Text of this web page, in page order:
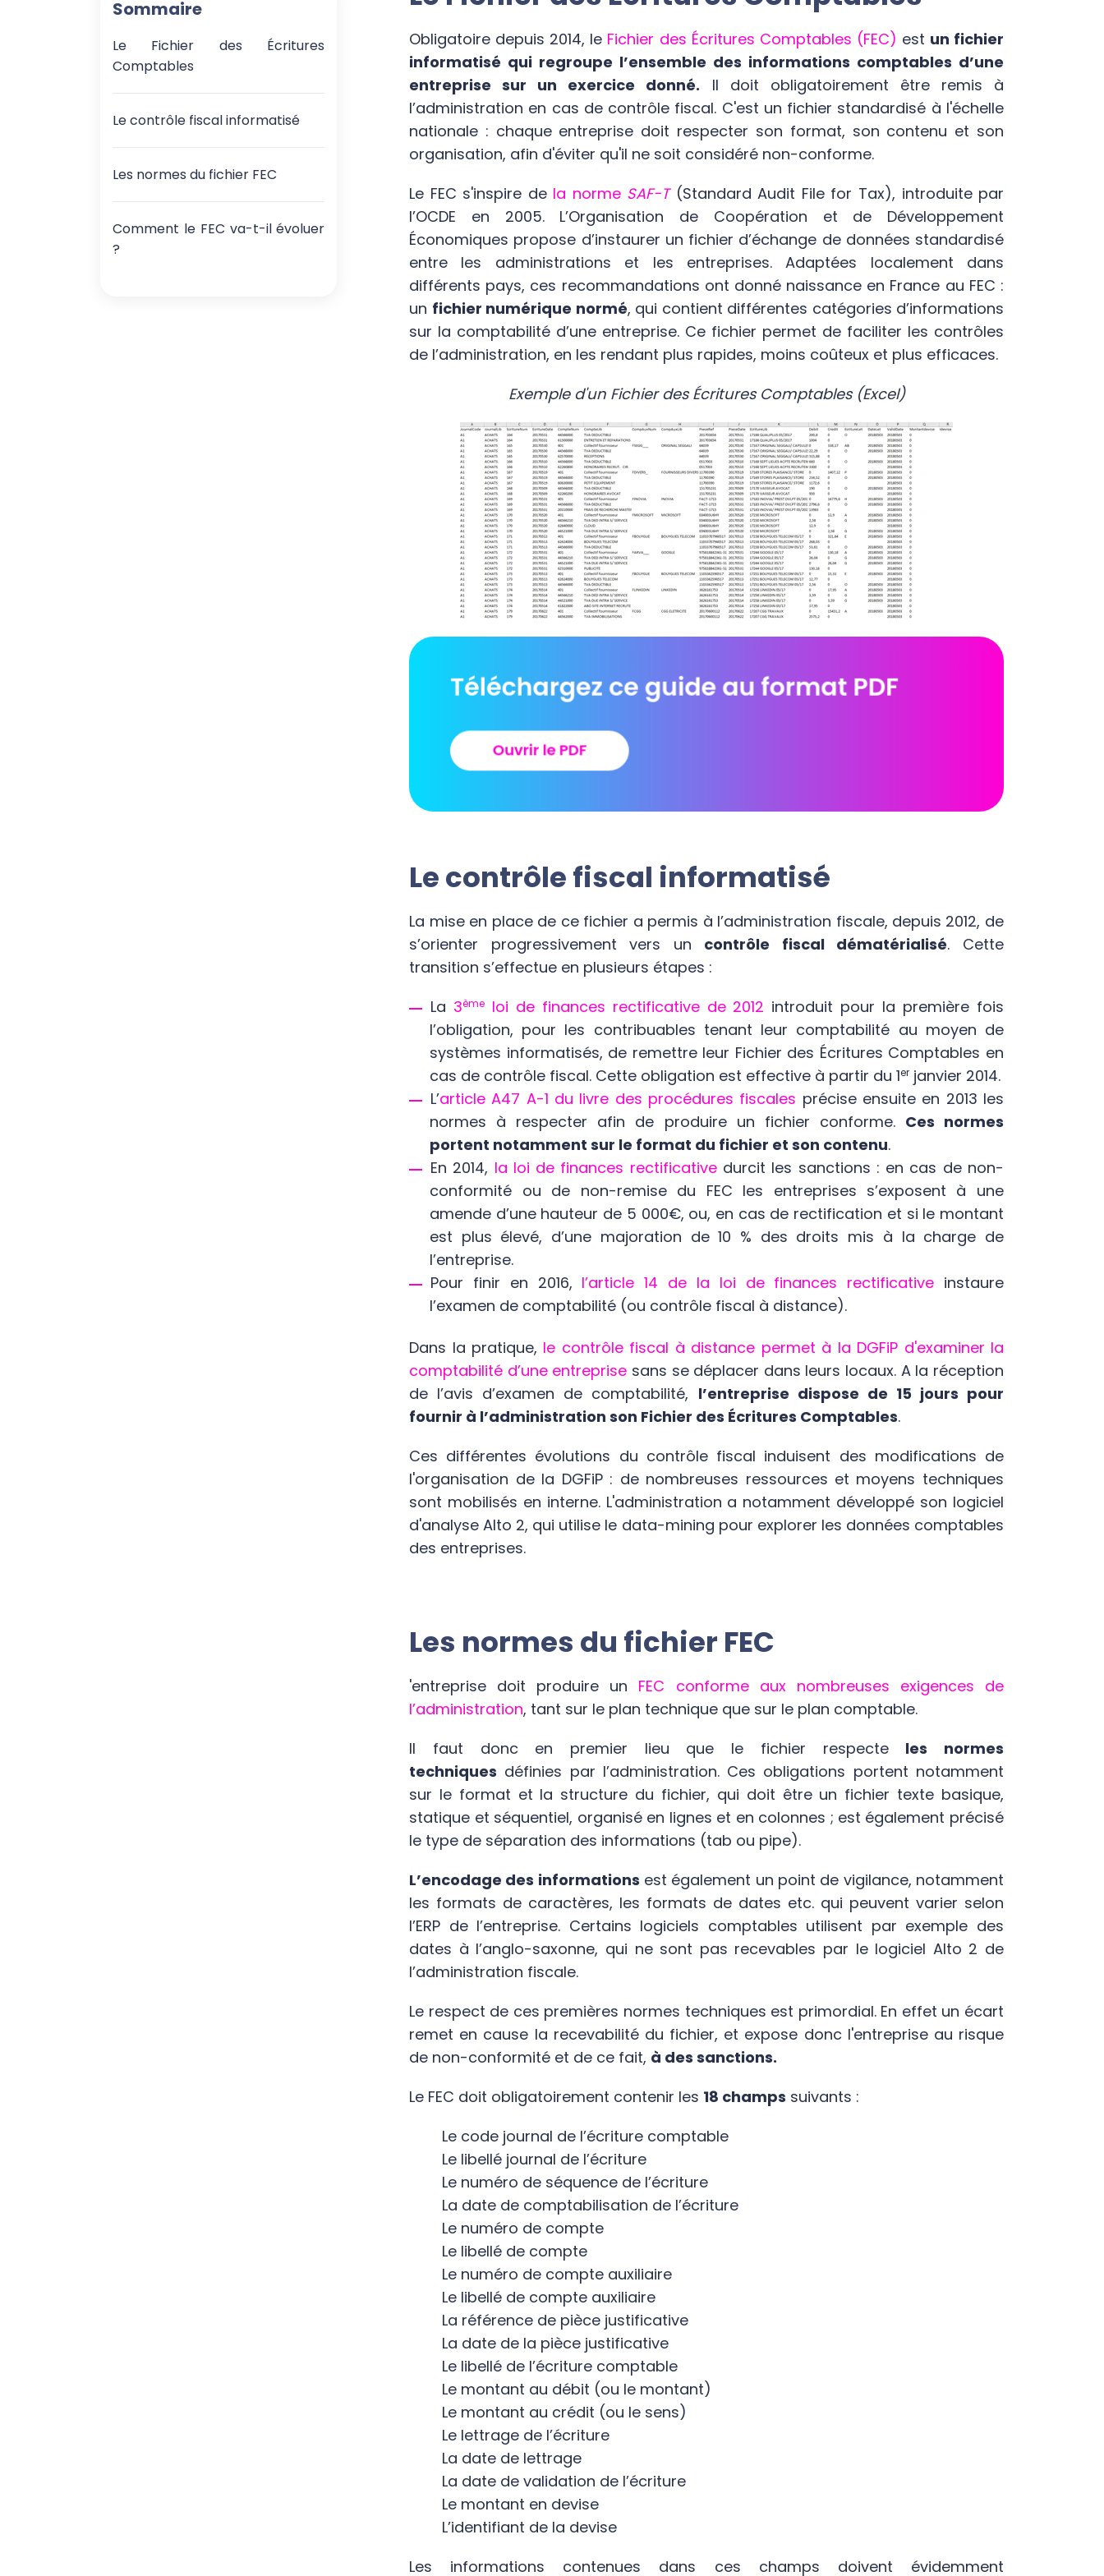
comptables
Demander une démo
Sommaire
Le Fichier des Écritures
Comptables
Le contrôle fiscal informatisé
Les normes du fichier FEC
Comment le FEC va-t-il évoluer
?
Obligatoire depuis 2014, le Fichier des Écritures Comptables (FEC) est un fichier
informatisé qui regroupe l’ensemble des informations comptables d’une
entreprise sur un exercice donné.
Il doit obligatoirement être remis à
l’administration en cas de contrôle fiscal. C'est un fichier standardisé à l'échelle
nationale : chaque entreprise doit respecter son format, son contenu et son
organisation, afin d'éviter qu'il ne soit considéré non-conforme.
Le FEC s'inspire de la norme SAF-T (Standard Audit File for Tax), introduite par
l’OCDE en 2005. L’Organisation de Coopération et de Développement
Économiques propose d’instaurer un fichier d’échange de données standardisé
entre les administrations et les entreprises. Adaptées localement dans
différents pays, ces recommandations ont donné naissance en France au FEC :
un fichier numérique normé, qui contient différentes catégories d’informations
sur la comptabilité d’une entreprise. Ce fichier permet de faciliter les contrôles
de l’administration, en les rendant plus rapides, moins coûteux et plus efficaces.
Exemple d'un Fichier des Écritures Comptables (Excel)
Le contrôle fiscal informatisé
La mise en place de ce fichier a permis à l’administration fiscale, depuis 2012, de
s’orienter progressivement vers un
contrôle fiscal dématérialisé. Cette
transition s’effectue en plusieurs étapes :
La 3ème loi de finances rectificative de 2012 introduit pour la première fois
l’obligation, pour les contribuables tenant leur comptabilité au moyen de
systèmes informatisés, de remettre leur Fichier des Écritures Comptables en
cas de contrôle fiscal. Cette obligation est effective à partir du 1er janvier 2014.
L’article A47 A-1 du livre des procédures fiscales précise ensuite en 2013 les
normes à respecter afin de produire un fichier conforme. Ces normes
portent notamment sur le format du fichier et son contenu.
En 2014, la loi de finances rectificative durcit les sanctions : en cas de non-
conformité ou de non-remise du FEC les entreprises s’exposent à une
amende d’une hauteur de 5 000€, ou, en cas de rectification et si le montant
est plus élevé, d’une majoration de 10 % des droits mis à la charge de
l’entreprise.
Pour finir en 2016, l’article 14 de la loi de finances rectificative instaure
l’examen de comptabilité (ou contrôle fiscal à distance).
Dans la pratique, le contrôle fiscal à distance permet à la DGFiP d'examiner la
comptabilité d’une entreprise sans se déplacer dans leurs locaux. A la réception
de l’avis d’examen de comptabilité, l’entreprise dispose de 15 jours pour
fournir à l’administration son Fichier des Écritures Comptables.
Ces différentes évolutions du contrôle fiscal induisent des modifications de
l'organisation de la DGFiP : de nombreuses ressources et moyens techniques
sont mobilisés en interne. L'administration a notamment développé son logiciel
d'analyse Alto 2, qui utilise le data-mining pour explorer les données comptables
des entreprises.
Les normes du fichier FEC
'entreprise doit produire un FEC conforme aux nombreuses exigences de
l’administration, tant sur le plan technique que sur le plan comptable.
Il faut donc en premier lieu que le fichier respecte
les normes
techniques définies par l’administration. Ces obligations portent notamment
sur le format et la structure du fichier, qui doit être un fichier texte basique,
statique et séquentiel, organisé en lignes et en colonnes ; est également précisé
le type de séparation des informations (tab ou pipe).
L’encodage des informations est également un point de vigilance, notamment
les formats de caractères, les formats de dates etc. qui peuvent varier selon
l’ERP de l’entreprise. Certains logiciels comptables utilisent par exemple des
dates à l’anglo-saxonne, qui ne sont pas recevables par le logiciel Alto 2 de
l’administration fiscale.
Le respect de ces premières normes techniques est primordial. En effet un écart
remet en cause la recevabilité du fichier, et expose donc l'entreprise au risque
de non-conformité et de ce fait, à des sanctions.
Le FEC doit obligatoirement contenir les 18 champs suivants :
Le code journal de l’écriture comptable
Le libellé journal de l’écriture
Le numéro de séquence de l’écriture
La date de comptabilisation de l’écriture
Le numéro de compte
Le libellé de compte
Le numéro de compte auxiliaire
Le libellé de compte auxiliaire
La référence de pièce justificative
La date de la pièce justificative
Le libellé de l’écriture comptable
Le montant au débit (ou le montant)
Le montant au crédit (ou le sens)
Le lettrage de l’écriture
La date de lettrage
La date de validation de l’écriture
Le montant en devise
L’identifiant de la devise
Les informations contenues dans ces champs doivent évidemment